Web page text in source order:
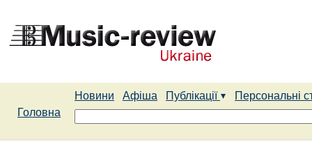
Новини Афіша Публікації
Персональні
Головна